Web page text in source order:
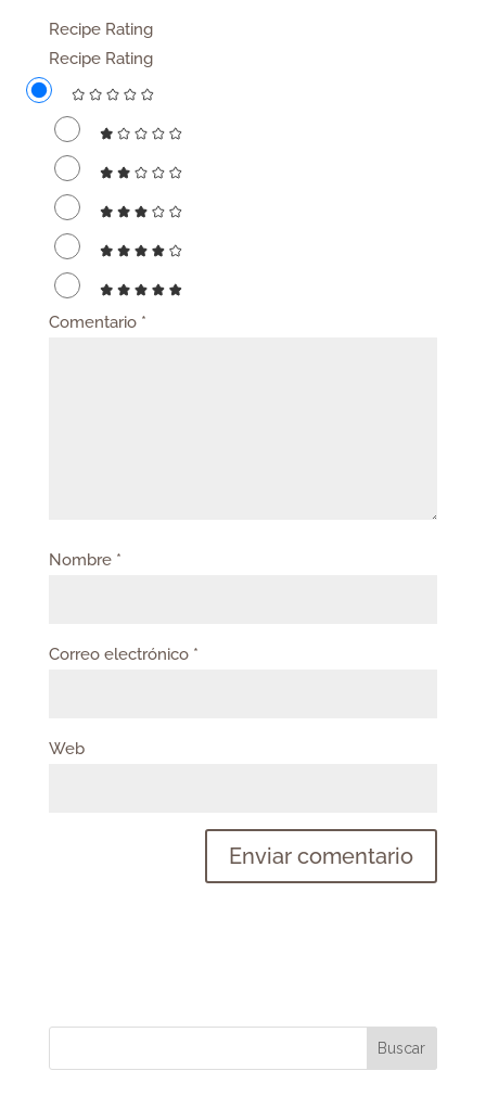
Recipe Rating
Recipe Rating
Comentario *
Nombre *
Correo electrónico *
Web
Buscar